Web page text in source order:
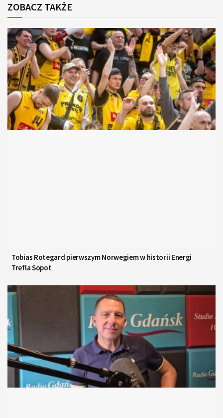
ZOBACZ TAKŻE
Tobias Rotegard pierwszym Norwegiem w historii Energi
Trefla Sopot